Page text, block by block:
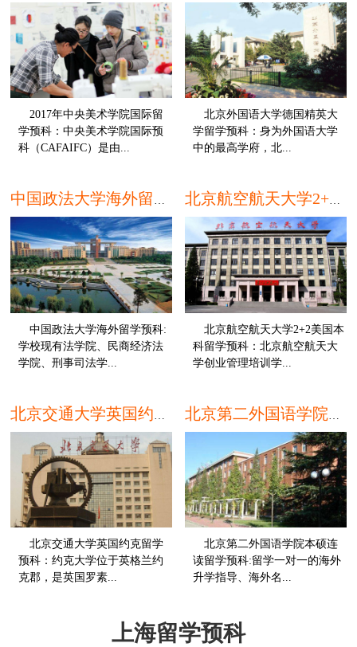
2017年中央美术学院国际留
学预科：中央美术学院国际预
科（CAFAIFC）是由...
北京外国语大学德国精英大
学留学预科：身为外国语大学
中的最高学府，北...
中国政法大学海外留学预科
中国政法大学海外留学预科:
学校现有法学院、民商经济法
学院、刑事司法学...
北京航空航天大学2+2美国本科留学预科
北京航空航天大学2+2美国本
科留学预科：北京航空航天大
学创业管理培训学...
北京交通大学英国约克留学
预科：约克大学位于英格兰约
克郡，是英国罗素...
北京第二外国语学院本硕连
读留学预科:留学一对一的海外
升学指导、海外名...
上海留学预科